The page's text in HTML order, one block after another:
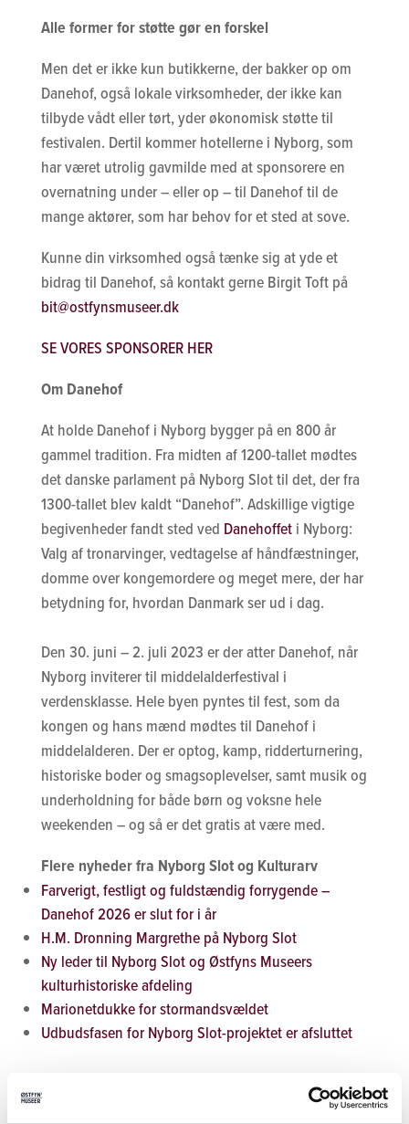
Alle former for støtte gør en forskel
Men det er ikke kun butikkerne, der bakker op om
Danehof, også lokale virksomheder, der ikke kan
tilbyde vådt eller tørt, yder økonomisk støtte til
festivalen. Dertil kommer hotellerne i Nyborg, som
har været utrolig gavmilde med at sponsorere en
overnatning under – eller op – til Danehof til de
mange aktører, som har behov for et sted at sove.
Kunne din virksomhed også tænke sig at yde et
bidrag til Danehof, så kontakt gerne Birgit Toft på
bit@ostfynsmuseer.dk
SE VORES SPONSORER HER
Om Danehof
At holde Danehof i Nyborg bygger på en 800 år
gammel tradition. Fra midten af 1200-tallet mødtes
det danske parlament på Nyborg Slot til det, der fra
1300-tallet blev kaldt “Danehof”. Adskillige vigtige
begivenheder fandt sted ved Danehoffeti Nyborg:
Valg af tronarvinger, vedtagelse af håndfæstninger,
domme over kongemordere og meget mere, der har
betydning for, hvordan Danmark ser ud i dag.
Den 30. juni – 2. juli 2023 er der atter Danehof, når
Nyborg inviterer til middelalderfestival i
verdensklasse. Hele byen pyntes til fest, som da
kongen og hans mænd mødtes til Danehof i
middelalderen. Der er optog, kamp, ridderturnering,
historiske boder og smagsoplevelser, samt musik og
underholdning for både børn og voksne hele
weekenden – og så er det gratis at være med.
Flere nyheder fra Nyborg Slot og Kulturarv
Farverigt, festligt og fuldstændig forrygende –
Danehof 2026 er slut for i år
H.M. Dronning Margrethe på Nyborg Slot
Ny leder til Nyborg Slot og Østfyns Museers
kulturhistoriske afdeling
Marionetdukke for stormandsvældet
Udbudsfasen for Nyborg Slot-projektet er afsluttet